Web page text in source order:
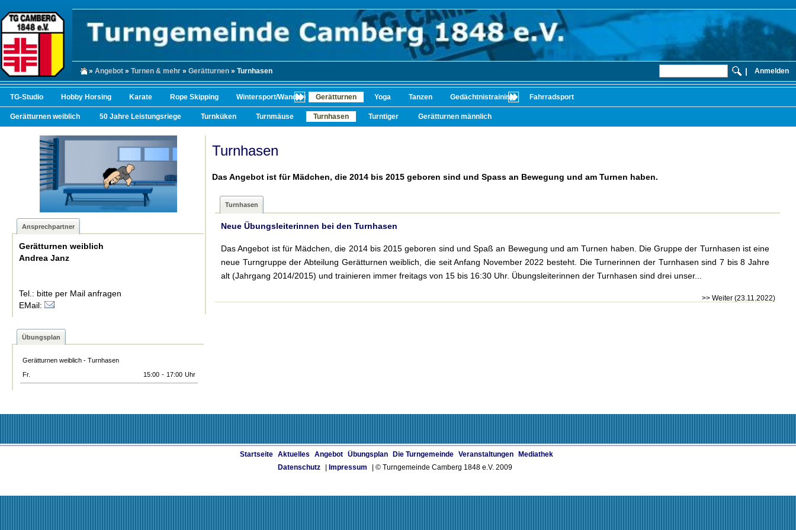
» Angebot » Turnen & mehr » Gerätturnen » Turnhasen | Anmelden
TG-Studio Hobby Horsing Karate Rope Skipping Wintersport/Wandern/Radfahren
Gerätturnen Yoga Tanzen Gedächtnistraining Fahrradsport
Gerätturnen weiblich 50 Jahre Leistungsriege Turnküken Turnmäuse Turnhasen Turntiger Gerätturnen männlich
Ansprechpartner
Gerätturnen weiblich
Andrea Janz
Tel.: bitte per Mail anfragen
EMail:
Übungsplan
Gerätturnen weiblich - Turnhasen
Fr.
15:00 - 17:00 Uhr
Turnhasen
Das Angebot ist für Mädchen, die 2014 bis 2015 geboren sind und Spass an Bewegung und am Turnen haben.
Turnhasen
Neue Übungsleiterinnen bei den Turnhasen
Das Angebot ist für Mädchen, die 2014 bis 2015 geboren sind und Spaß an Bewegung und am Turnen haben. Die Gruppe der Turnhasen ist eine
neue Turngruppe der Abteilung Gerätturnen weiblich, die seit Anfang November 2022 besteht. Die Turnerinnen der Turnhasen sind 7 bis 8 Jahre
alt (Jahrgang 2014/2015) und trainieren immer freitags von 15 bis 16:30 Uhr. Übungsleiterinnen der Turnhasen sind drei unser...
>> Weiter (23.11.2022)
Startseite Aktuelles Angebot Übungsplan Die Turngemeinde Veranstaltungen
Mediathek
Datenschutz
Impressum | © Turngemeinde Camberg 1848 e.V. 2009